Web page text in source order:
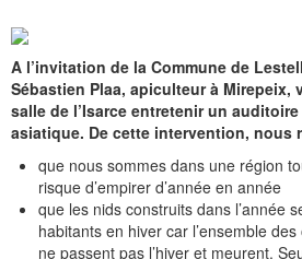
A l’invitation de la Commune de
Sébastien Plaa, apiculteur à Mirepeix,
salle de l’Isarce entretenir un
asiatique. De cette intervention, nous
que nous sommes dans une région
risque d’empirer d’année en année
que les nids construits dans l’année
habitants en hiver car l’ensemble
ne passent pas l’hiver et meurent.